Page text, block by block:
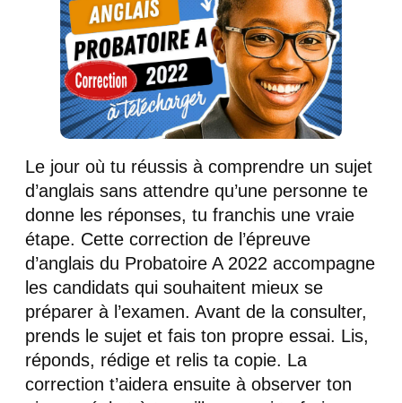
Le jour où tu réussis à comprendre un sujet
d’anglais sans attendre qu’une personne te
donne les réponses, tu franchis une vraie
étape. Cette correction de l’épreuve
d’anglais du Probatoire A 2022 accompagne
les candidats qui souhaitent mieux se
préparer à l’examen. Avant de la consulter,
prends le sujet et fais ton propre essai. Lis,
réponds, rédige et relis ta copie. La
correction t’aidera ensuite à observer ton